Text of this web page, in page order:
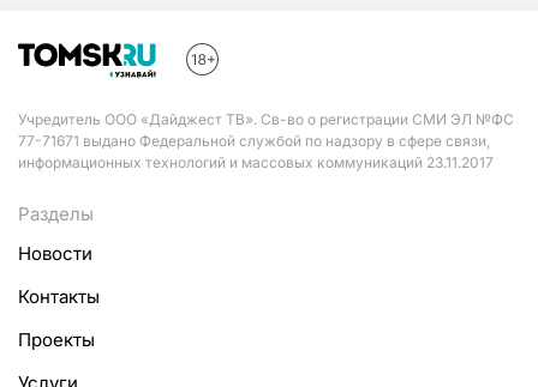
Учредитель ООО «Дайджест ТВ». Св-во о регистрации СМИ ЭЛ №ФС
77-71671 выдано Федеральной службой по надзору в сфере связи,
информационных технологий и массовых коммуникаций 23.11.2017
Разделы
Новости
Контакты
Проекты